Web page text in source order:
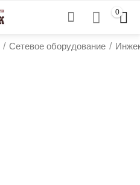
0
/ Сетевое оборудование /